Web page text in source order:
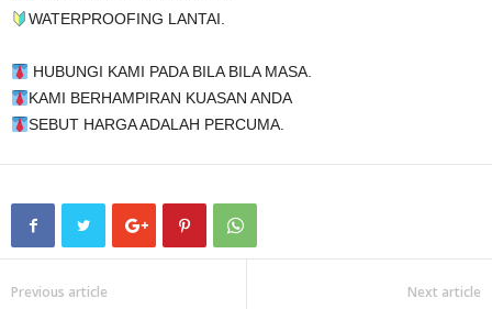
WATERPROOFING LANTAI.
HUBUNGI KAMI PADA BILA BILA MASA.
KAMI BERHAMPIRAN KUASAN ANDA
SEBUT HARGA ADALAH PERCUMA.
Previous article Next article